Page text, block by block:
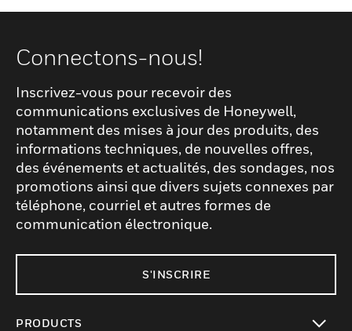
Connectons-nous!
Inscrivez-vous pour recevoir des
communications exclusives de Honeywell,
notamment des mises à jour des produits, des
informations techniques, de nouvelles offres,
des événements et actualités, des sondages, nos
promotions ainsi que divers sujets connexes par
téléphone, courriel et autres formes de
communication électronique.
S'INSCRIRE
PRODUCTS